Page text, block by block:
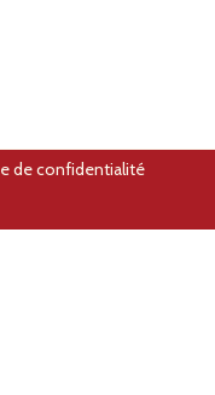
de confidentialité